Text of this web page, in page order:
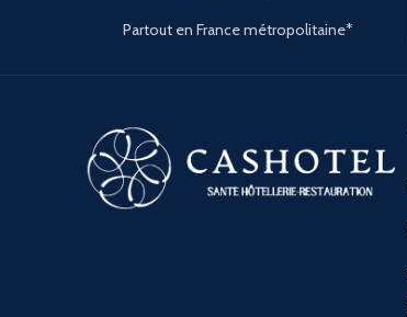
Partout en France métropolitaine*